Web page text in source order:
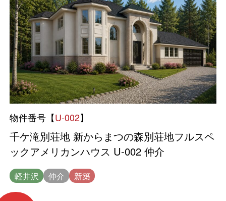
物件番号【U-002】
千ケ滝別荘地 新からまつの森別荘地フルスペ
ックアメリカンハウス U-002 仲介
軽井沢 仲介 新築